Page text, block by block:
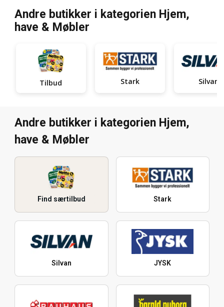
Andre butikker i kategorien Hjem,
have & Møbler
Tilbud Stark Silvan
Andre butikker i kategorien Hjem,
have & Møbler
Find særtilbud Stark
Silvan JYSK